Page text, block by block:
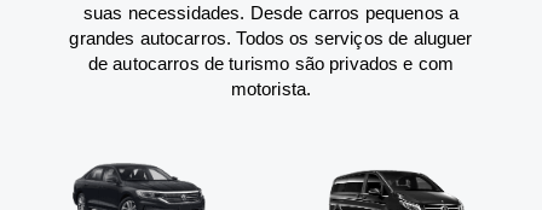
suas necessidades. Desde carros pequenos a
grandes autocarros. Todos os serviços de aluguer
de autocarros de turismo são privados e com
motorista.